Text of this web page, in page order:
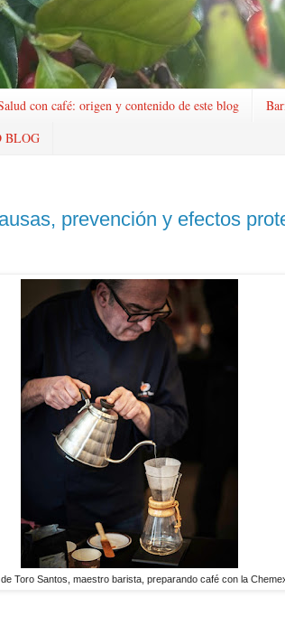
con café: origen y contenido de este blog
BLOG
prevención y efectos
Toro Santos, maestro barista, preparando café con la